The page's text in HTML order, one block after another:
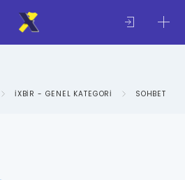
IXBIR - GENEL KATEGORI SOHBET